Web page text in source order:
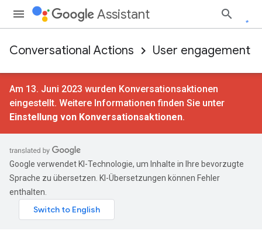
Assistant
Conversational Actions User engagement
Am 13. Juni 2023 wurden Konversationsaktionen
eingestellt. Weitere Informationen finden Sie unter
Einstellung von Konversationsaktionen.
Google verwendet KI-Technologie, um Inhalte in Ihre bevorzugte
Sprache zu übersetzen. KI-Übersetzungen können Fehler
enthalten.